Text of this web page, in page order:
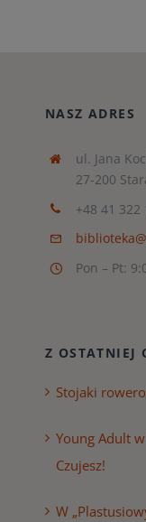
NASZ ADRES
ul. Jana
27-200
+48 41 322
Pon – Pt:
Z OSTATNIEJ
Stojaki
Young Adult w
Czujesz!
W